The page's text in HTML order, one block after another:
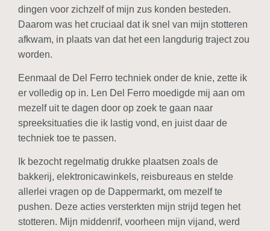
dingen voor zichzelf of mijn zus konden besteden.
Daarom was het cruciaal dat ik snel van mijn stotteren
afkwam, in plaats van dat het een langdurig traject zou
worden.
Eenmaal de Del Ferro techniek onder de knie, zette ik
er volledig op in. Len Del Ferro moedigde mij aan om
mezelf uit te dagen door op zoek te gaan naar
spreeksituaties die ik lastig vond, en juist daar de
techniek toe te passen.
Ik bezocht regelmatig drukke plaatsen zoals de
bakkerij, elektronicawinkels, reisbureaus en stelde
allerlei vragen op de Dappermarkt, om mezelf te
pushen. Deze acties versterkten mijn strijd tegen het
stotteren. Mijn middenrif, voorheen mijn vijand, werd